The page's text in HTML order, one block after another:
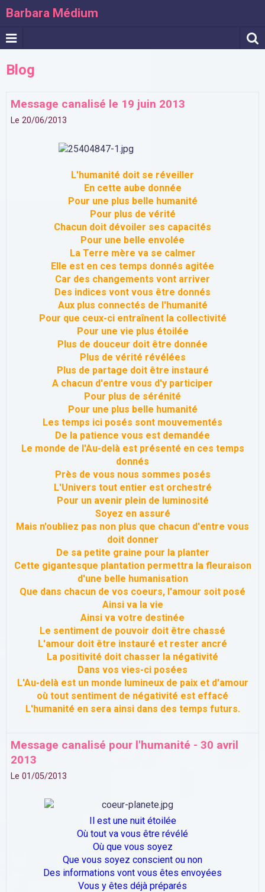
Barbara Médium
Blog
Message canalisé le 19 juin 2013
Le 20/06/2013
L'humanité doit se réveiller
En cette aube donnée
Pour une plus belle humanité
Pour plus de vérité
Chacun doit dévoiler ses capacités
Pour une belle envolée
La Terre mère va se calmer
Elle est en ces temps donnés agitée
Car des changements vont arriver
Des indices vont vous être donnés
Aux plus connectés de l'humanité
Pour que ceux-ci entraînent la collectivité
Pour une vie plus étoilée
Plus de douceur doit être donnée
Plus de vérité révélées
Plus de partage doit être instauré
A chacun d'entre vous d'y participer
Pour plus de sérénité
Pour une plus belle humanité
Les temps ici posés sont mouvementés
De la patience vous est demandée
Le monde de l'Au-delà est présenté en ces temps
donnés
Près de vous nous sommes posés
L'Univers tout entier est orchestré
Pour un avenir plein de luminosité
Soyez en assuré
Mais n'oubliez pas non plus que chacun d'entre vous
doit donner
De sa petite graine pour la planter
Cette gigantesque plantation permettra la fleuraison
d'une belle humanisation
Que dans chacun de vos coeurs, l'amour soit posé
Ainsi va la vie
Ainsi va votre destinée
Le sentiment de pouvoir doit être chassé
L'amour doit être instauré et rester ancré
La positivité doit chasser la négativité
Dans vos vies-ci posées
L'Au-delà est un monde lumineux de paix et d'amour
où tout sentiment de négativité est effacé
L'humanité en sera ainsi dans des temps futurs.
Message canalisé pour l'humanité - 30 avril
2013
Le 01/05/2013
Il est une nuit étoilée
Où tout va vous être révélé
Où que vous soyez
Que vous soyez conscient ou non
Des informations vont vous êtes envoyées
Vous y êtes déjà préparés